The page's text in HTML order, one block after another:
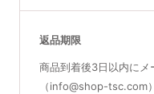
返品期限
商品到着後3日以内にメ
（info@shop-tsc.com）